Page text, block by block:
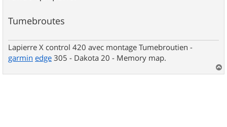
Tumebroutes
Lapierre X control 420 avec montage Tumebroutien -
garmin edge 305 - Dakota 20 - Memory map.
a